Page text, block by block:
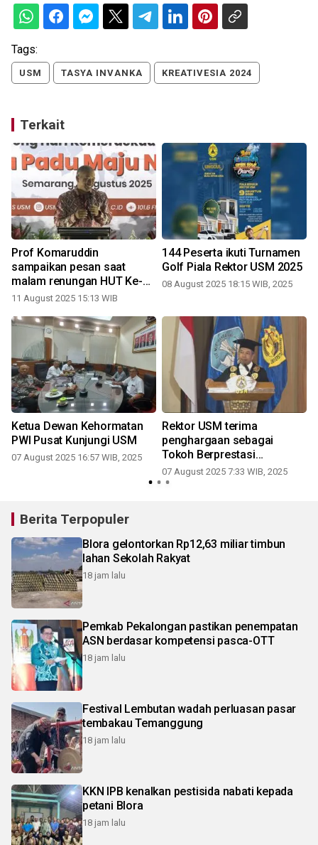
Tags:
USM TASYA INVANKA KREATIVESIA 2024
Terkait
Prof Komaruddin
sampaikan pesan saat
malam renungan HUT Ke-80
RI di USM
11 August 2025 15:13 WIB
144 Peserta ikuti Turnamen
Golf Piala Rektor USM 2025
08 August 2025 18:15 WIB, 2025
Ketua Dewan Kehormatan
PWI Pusat Kunjungi USM
07 August 2025 16:57 WIB, 2025
Rektor USM terima
penghargaan sebagai
Tokoh Berprestasi
Indonesia 2025
07 August 2025 7:33 WIB, 2025
Berita Terpopuler
Blora gelontorkan Rp12,63 miliar timbun
lahan Sekolah Rakyat
18 jam lalu
Pemkab Pekalongan pastikan penempatan
ASN berdasar kompetensi pasca-OTT
18 jam lalu
Festival Lembutan wadah perluasan pasar
tembakau Temanggung
18 jam lalu
KKN IPB kenalkan pestisida nabati kepada
petani Blora
18 jam lalu